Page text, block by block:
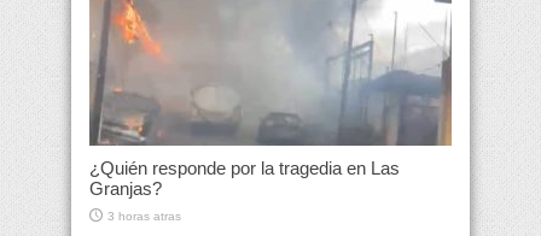
¿Quién responde por la tragedia en Las
Granjas?
3 horas atras